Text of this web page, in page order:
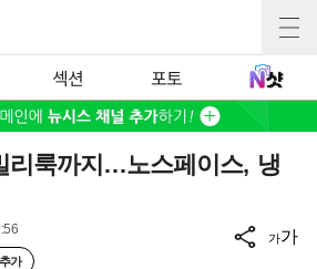
섹션 포토
리룩까지…노스페이스, 냉
가
가가